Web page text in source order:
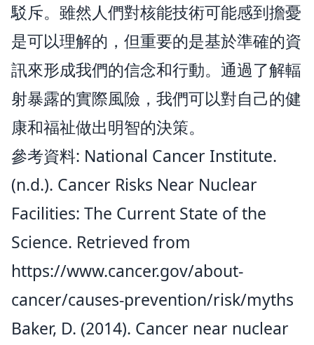
駁斥。雖然人們對核能技術可能感到擔憂
是可以理解的，但重要的是基於準確的資
訊來形成我們的信念和行動。通過了解輻
射暴露的實際風險，我們可以對自己的健
康和福祉做出明智的決策。
參考資料: National Cancer Institute.
(n.d.). Cancer Risks Near Nuclear
Facilities: The Current State of the
Science. Retrieved from
https://www.cancer.gov/about-
cancer/causes-prevention/risk/myths
Baker, D. (2014). Cancer near nuclear